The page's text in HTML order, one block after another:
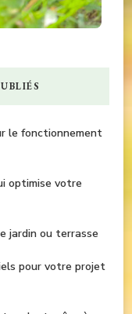
le fonctionnement
optimise votre
jardin ou terrasse
pour votre projet